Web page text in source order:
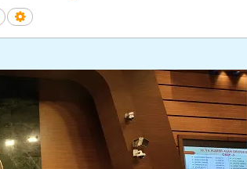
Ara Gelişmiş arama